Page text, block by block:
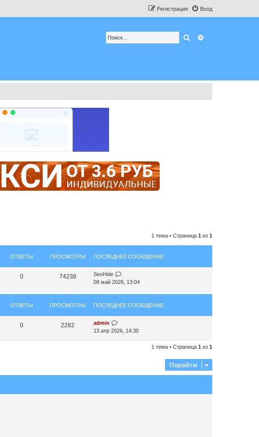
Вход
Регистрация
Поиск
1 тема • Страница 1 из 1
ОТВЕТЫ ПРОСМОТРЫ ПОСЛЕДНЕЕ СООБЩЕНИЕ
0 74238
SeoHide
08 май 2026, 13:04
ОТВЕТЫ ПРОСМОТРЫ ПОСЛЕДНЕЕ СООБЩЕНИЕ
0 2282
admin
13 апр 2026, 14:30
1 тема • Страница 1 из 1
Перейти